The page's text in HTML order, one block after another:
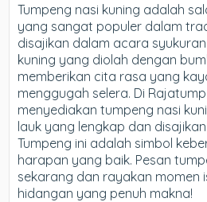
Tumpeng nasi kuning adalah
yang sangat populer dalam
disajikan dalam acara
kuning yang diolah dengan
memberikan cita rasa yang
menggugah selera. Di
menyediakan tumpeng nasi
lauk yang lengkap dan
Tumpeng ini adalah simbol
harapan yang baik. Pesan
sekarang dan rayakan momen
hidangan yang penuh makna!